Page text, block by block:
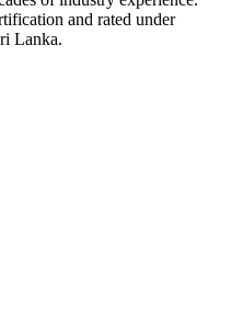
and rated under
Lanka.